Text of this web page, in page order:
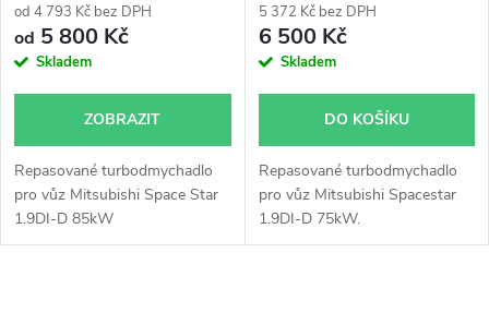
r
o
u
k
r
o
d
u
k
od 4 793 Kč bez DPH
od 5 800 Kč
Skladem
ZOBRAZIT
Repasované turbodmychadlo
pro vůz Mitsubishi Space Star
1.9DI-D 85kW
5 372 Kč bez DPH
6 500 Kč
Skladem
DO KOŠÍKU
Repasované turbodmychadlo
pro vůz Mitsubishi Spacestar
1.9DI-D 75kW.